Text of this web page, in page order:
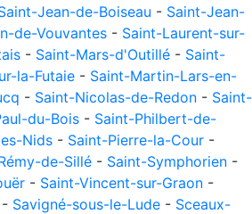
Jean-de-Boiseau - Saint-Jean-
de-Vouvantes - Saint-Laurent-sur-
- Saint-Mars-d'Outillé - Saint-
la-Futaie - Saint-Martin-Lars-en-
- Saint-Nicolas-de-Redon - Saint-
du-Bois - Saint-Philbert-de-
Nids - Saint-Pierre-la-Cour -
de-Sillé - Saint-Symphorien -
- Saint-Vincent-sur-Graon -
- Savigné-sous-le-Lude - Sceaux-